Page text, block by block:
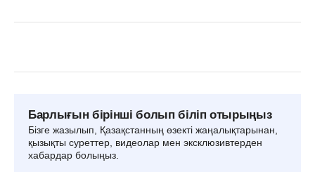
Барлығын бірінші болып біліп отырыңыз
Бізге жазылып, Қазақстанның өзекті жаңалықтарынан,
қызықты суреттер, видеолар мен эксклюзивтерден
хабардар болыңыз.